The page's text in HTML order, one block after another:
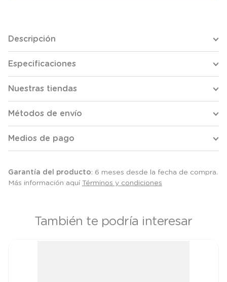
Descripción
Especificaciones
Nuestras tiendas
Métodos de envío
Medios de pago
Garantía del producto: 6 meses desde la fecha de compra.
Más información aquí Términos y condiciones
También te podría interesar